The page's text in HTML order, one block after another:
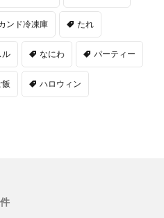
ンド冷凍庫 たれ
ル なにわ パーティー
ハロウィン